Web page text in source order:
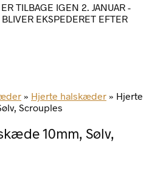
TILBAGE IGEN 2. JANUAR -
EKSPEDERET EFTER
» Hjerte halskæder » Hjerte
Scrouples
10mm, Sølv,